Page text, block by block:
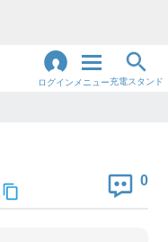
ログイン メニュー充電スタンド
0